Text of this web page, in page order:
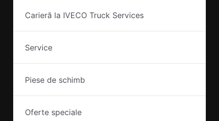
Carieră la IVECO Truck Services
Service
Piese de schimb
Oferte speciale